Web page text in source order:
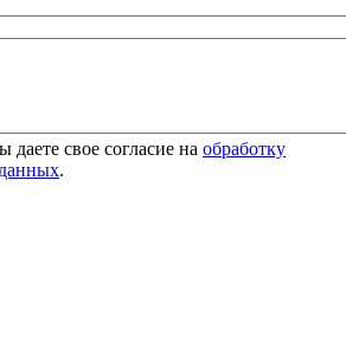
свое согласие на обработку
.